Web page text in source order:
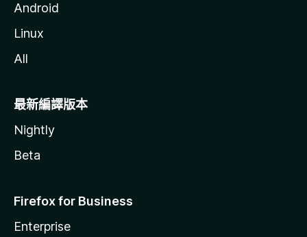
Android
Linux
All
最新編譯版本
Nightly
Beta
Firefox for Business
Enterprise